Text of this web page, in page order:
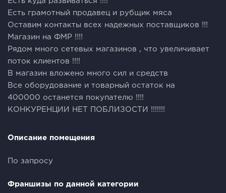
Есть грамотный продавец и рубщик мяса
Оставим контакты всех надежных поставщиков !!!
Магазин на ФМР !!!!
Рядом много сетевых магазинов , что увеличивает
поток клиентов !!!!
В магазин вложено много сил и средств
Все оборудование и товарный остаток на
400000 останется покупателю !!!!
КОНКУРЕНЦИИ НЕТ ПОБЛИЗОСТИ !!!!!!!
Описание помещения
По запросу
Франшизы по данной категории